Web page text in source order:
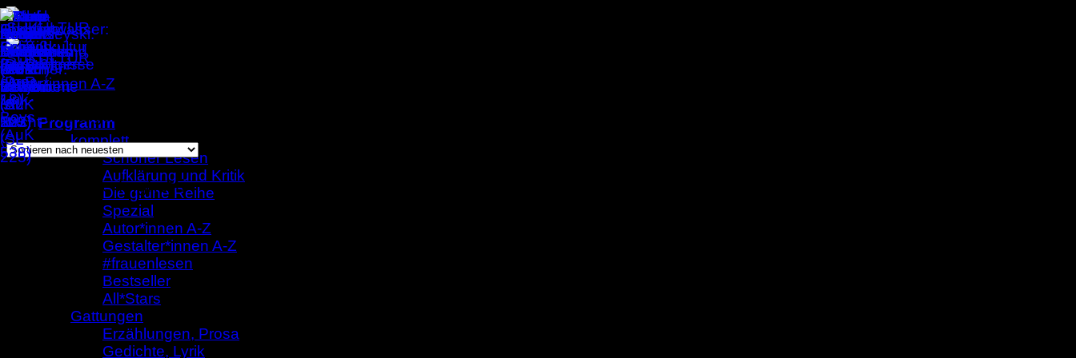
Zum
Inhalt
springen
Programm
komplett
Schöner Lesen
Aufklärung und Kritik
Die grüne Reihe
Spezial
Autor*innen A-Z
Gestalter*innen A-Z
#frauenlesen
Bestseller
All*Stars
Gattungen
Erzählungen, Prosa
Gedichte, Lyrik
Autor*innen A-Z
Einzelnes Ergebnis wird angezeigt
Lawrence Ferlinghetti